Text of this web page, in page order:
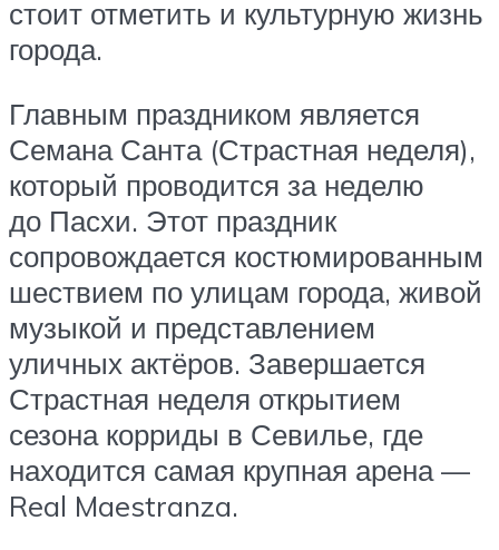
стоит отметить и культурную жизнь
города.
Главным праздником является
Семана Санта (Страстная неделя),
который проводится за неделю
до Пасхи. Этот праздник
сопровождается костюмированным
шествием по улицам города, живой
музыкой и представлением
уличных актёров. Завершается
Страстная неделя открытием
сезона корриды в Севилье, где
находится самая крупная арена —
Real Maestranza.